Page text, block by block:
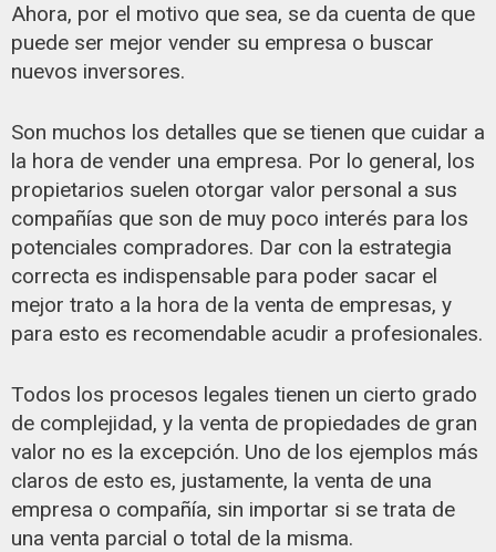
Ahora, por el motivo que sea, se da cuenta de que
puede ser mejor vender su empresa o buscar
nuevos inversores.
Son muchos los detalles que se tienen que cuidar a
la hora de vender una empresa. Por lo general, los
propietarios suelen otorgar valor personal a sus
compañías que son de muy poco interés para los
potenciales compradores. Dar con la estrategia
correcta es indispensable para poder sacar el
mejor trato a la hora de la venta de empresas, y
para esto es recomendable acudir a profesionales.
Todos los procesos legales tienen un cierto grado
de complejidad, y la venta de propiedades de gran
valor no es la excepción. Uno de los ejemplos más
claros de esto es, justamente, la venta de una
empresa o compañía, sin importar si se trata de
una venta parcial o total de la misma.